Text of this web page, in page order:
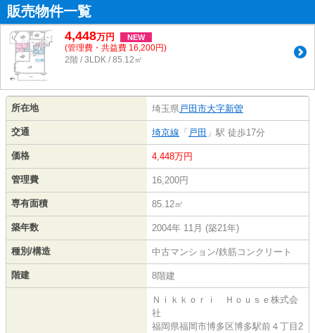
販売物件一覧
4,448万円 NEW
(管理費・共益費 16,200円)
2階 / 3LDK / 85.12㎡
所在地 埼玉県戸田市大字新曽
交通 埼京線 「 戸田 」駅 徒歩17分
価格 4,448万円
管理費 16,200円
専有面積 85.12㎡
築年数 2004年 11月 (築21年)
種別/構造 中古マンション/鉄筋コンクリート
階建 8階建
Ｎｉｋｋｏｒｉ Ｈｏｕｓｅ株式会
社
福岡県福岡市博多区博多駅前４丁目2